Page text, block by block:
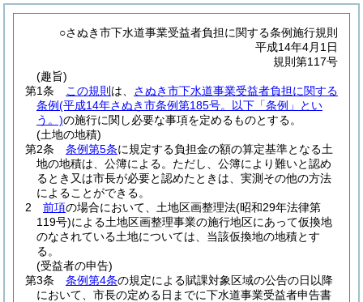
○さぬき市下水道事業受益者負担に関する条例施行規則
平成14年4月1日
規則第117号
(趣旨)
第1条
この規則 は、 さぬき市下水道事業受益者負担に関する
条例(平成14年さぬき市条例第185号。以下「条例」とい
う。)の施行に関し必要な事項を定めるものとする。
(土地の地積)
第2条
条例第5条に規定する負担金の額の算定基準となる土
地の地積は、公簿による。 ただし、公簿により難いと認め
るとき又は市長が必要と認めたときは、実測その他の方法
によることができる。
2
前項の場合において、土地区画整理法(昭和29年法律第
119号)による土地区画整理事業の施行地区にあって仮換地
のなされている土地については、当該仮換地の地積とす
る。
(受益者の申告)
第3条
条例第4条の規定による賦課対象区域の公告の日以降
において、市長の定める日までに下水道事業受益者申告書